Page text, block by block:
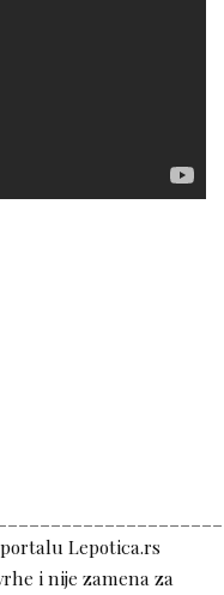
Lepotica.rs
i nije zamena za